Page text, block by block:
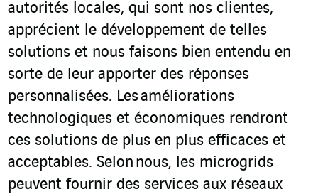
autorités locales, qui sont nos clientes,
apprécient le développement de telles
solutions et nous faisons bien entendu en
sorte de leur apporter des réponses
personnalisées. Les améliorations
technologiques et économiques rendront
ces solutions de plus en plus efficaces et
acceptables. Selon nous, les microgrids
peuvent fournir des services aux réseaux